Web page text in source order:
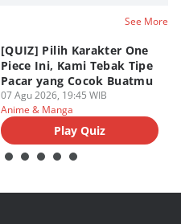
See More
[QUIZ] Pilih Karakter One
Piece Ini, Kami Tebak Tipe
Pacar yang Cocok Buatmu
07 Agu 2026, 19:45 WIB
Anime & Manga
Play Quiz